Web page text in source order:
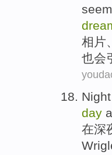
seem
相片、
也会
Night
day
在深